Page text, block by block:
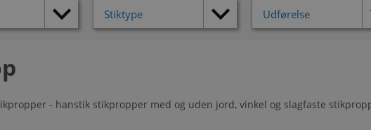
Stiktype Udførelse
- hanstik stikpropper med og uden jord, vinkel og slagfaste